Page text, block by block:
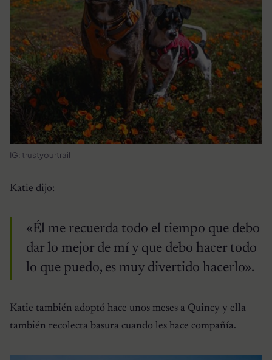
IG: trustyourtrail
Katie dijo:
«Él me recuerda todo el tiempo que debo
dar lo mejor de mí y que debo hacer todo
lo que puedo, es muy divertido hacerlo».
Katie también adoptó hace unos meses a Quincy y ella
también recolecta basura cuando les hace compañía.